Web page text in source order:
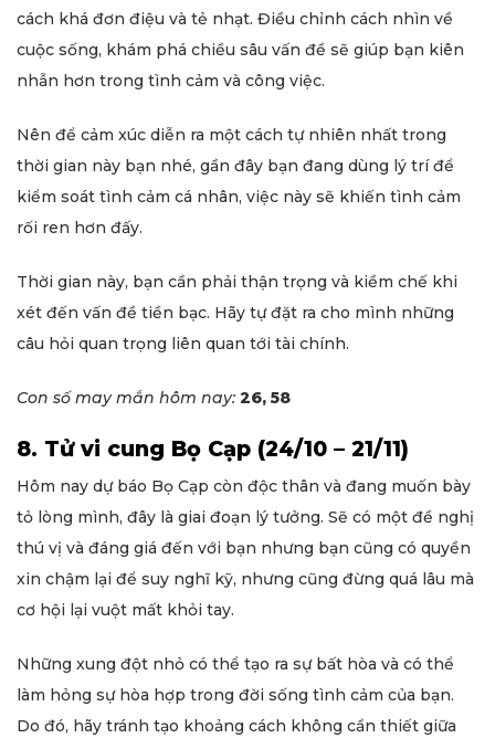
cách khá đơn điệu và tẻ nhạt. Điều chỉnh cách nhìn về
cuộc sống, khám phá chiều sâu vấn đề sẽ giúp bạn kiên
nhẫn hơn trong tình cảm và công việc.
Nên để cảm xúc diễn ra một cách tự nhiên nhất trong
thời gian này bạn nhé, gần đây bạn đang dùng lý trí để
kiểm soát tình cảm cá nhân, việc này sẽ khiến tình cảm
rối ren hơn đấy.
Thời gian này, bạn cần phải thận trọng và kiềm chế khi
xét đến vấn đề tiền bạc. Hãy tự đặt ra cho mình những
câu hỏi quan trọng liên quan tới tài chính.
Con số may mắn hôm nay: 26, 58
8. Tử vi cung Bọ Cạp (24/10 – 21/11)
Hôm nay dự báo Bọ Cạp còn độc thân và đang muốn bày
tỏ lòng mình, đây là giai đoạn lý tưởng. Sẽ có một đề nghị
thú vị và đáng giá đến với bạn nhưng bạn cũng có quyền
xin chậm lại để suy nghĩ kỹ, nhưng cũng đừng quá lâu mà
cơ hội lại vuột mất khỏi tay.
Những xung đột nhỏ có thể tạo ra sự bất hòa và có thể
làm hỏng sự hòa hợp trong đời sống tình cảm của bạn.
Do đó, hãy tránh tạo khoảng cách không cần thiết giữa